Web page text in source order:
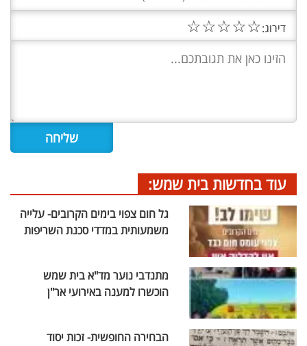
דירוג:☆
☆
☆
☆
☆
עוד בחדשות בית שמש:
גל חום צפוי בימים הקרובים- עלייה
משמעותית במדדי סכנת השריפות
מתנדבי נוער מד"א בית שמש
הוכשרו למענה באירועי אר"ן
הבחירה החופשית- זכות יסוד